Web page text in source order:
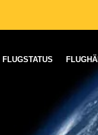
FLUGSTATUS